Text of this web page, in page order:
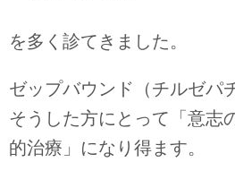
を多く診てきました。
ゼップバウンド（チルゼパ
そうした方にとって「意志
的治療」になり得ます。